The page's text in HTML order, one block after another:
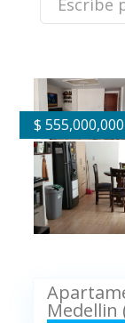
$ 555,000,000
Medellin